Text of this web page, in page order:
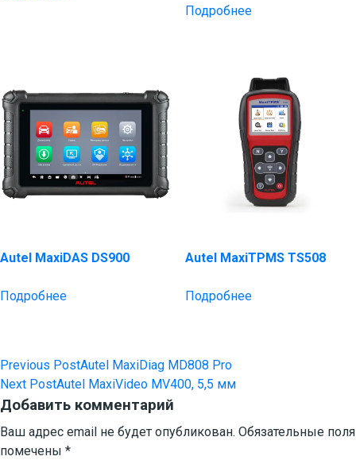
Подробнее
Autel MaxiDAS DS900
Подробнее
Autel MaxiTPMS TS508
Подробнее
Навигация
по
записям
Previous PostAutel MaxiDiag MD808 Pro
Next PostAutel MaxiVideo MV400, 5,5 мм
Добавить комментарий
Ваш адрес email не будет опубликован. Обязательные поля
помечены *